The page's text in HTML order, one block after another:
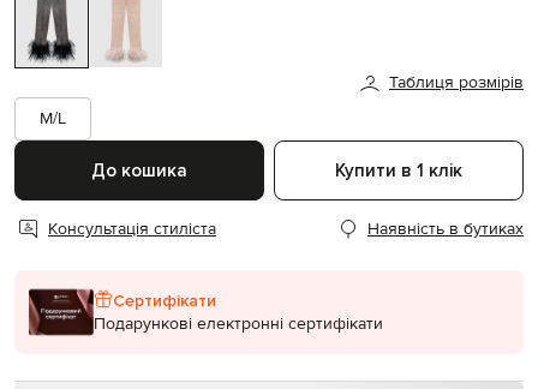
Таблиця розмірів
M/L
До кошика Купити в 1 клік
Консультація стиліста Наявність в бутиках
Сертифікати
Подарункові електронні сертифікати